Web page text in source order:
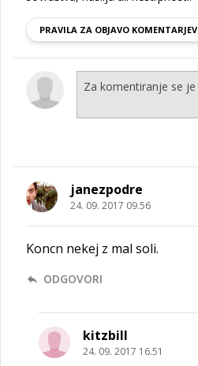
PRAVILA ZA OBJAVO KOMENTARJEV
janezpodre
24. 09. 2017 09.56
Koncn nekej z mal soli.
ODGOVORI
kitzbill
24. 09. 2017 16.51